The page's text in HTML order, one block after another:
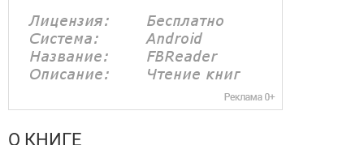
О КНИГЕ